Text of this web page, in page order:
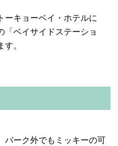
ーキョーベイ・ホテルに
「ベイサイドステーショ
。
パーク外でもミッキーの可